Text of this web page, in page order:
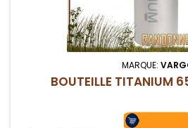
MARQUE:
BOUTEILLE TITANIUM